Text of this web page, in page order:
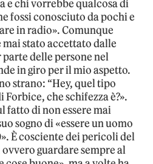
e chi vorrebbe qualcosa di
fossi conosciuto da pochi e
in radio». Comunque
mai stato accettato dalle
delle persone nel
in giro per il mio aspetto.
strano: “Hey, quel tipo
che schifezza è?».
fatto di non essere mai
sogno di «essere un uomo
È cosciente dei pericoli del
guardare sempre al